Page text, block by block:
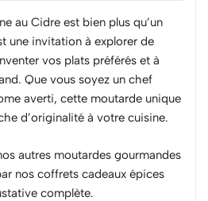
au Cidre est bien plus qu’un
une invitation à explorer de
vos plats préférés et à
Que vous soyez un chef
averti, cette moutarde unique
d’originalité à votre cuisine.
autres moutardes gourmandes
nos coffrets cadeaux épices
complète.